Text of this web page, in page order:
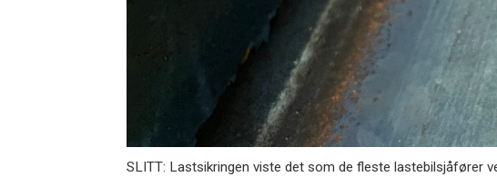
SLITT: Lastsikringen viste det som de fleste lastebilsjåfører